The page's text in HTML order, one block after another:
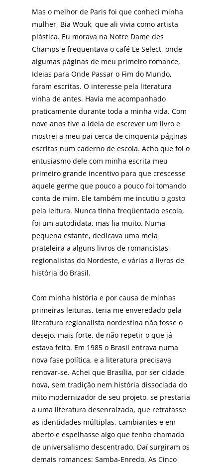
Mas o melhor de Paris foi que conheci minha
mulher, Bia Wouk, que ali vivia como artista
plástica. Eu morava na Notre Dame des
Champs e frequentava o café Le Select, onde
algumas páginas de meu primeiro romance,
Ideias para Onde Passar o Fim do Mundo,
foram escritas. O interesse pela literatura
vinha de antes. Havia me acompanhado
praticamente durante toda a minha vida. Com
nove anos tive a ideia de escrever um livro e
mostrei a meu pai cerca de cinquenta páginas
escritas num caderno de escola. Acho que foi o
entusiasmo dele com minha escrita meu
primeiro grande incentivo para que crescesse
aquele germe que pouco a pouco foi tomando
conta de mim. Ele também me incutiu o gosto
pela leitura. Nunca tinha freqüentado escola,
foi um autodidata, mas lia muito. Numa
pequena estante, dedicava uma meia
prateleira a alguns livros de romancistas
regionalistas do Nordeste, e várias a livros de
história do Brasil.
Com minha história e por causa de minhas
primeiras leituras, teria me enveredado pela
literatura regionalista nordestina não fosse o
desejo, mais forte, de não repetir o que já
estava feito. Em 1985 o Brasil entrava numa
nova fase política, e a literatura precisava
renovar-se. Achei que Brasília, por ser cidade
nova, sem tradição nem história dissociada do
mito modernizador de seu projeto, se prestaria
a uma literatura desenraizada, que retratasse
as identidades múltiplas, cambiantes e em
aberto e espelhasse algo que tenho chamado
de universalismo descentrado. Daí surgiram os
demais romances: Samba-Enredo, As Cinco